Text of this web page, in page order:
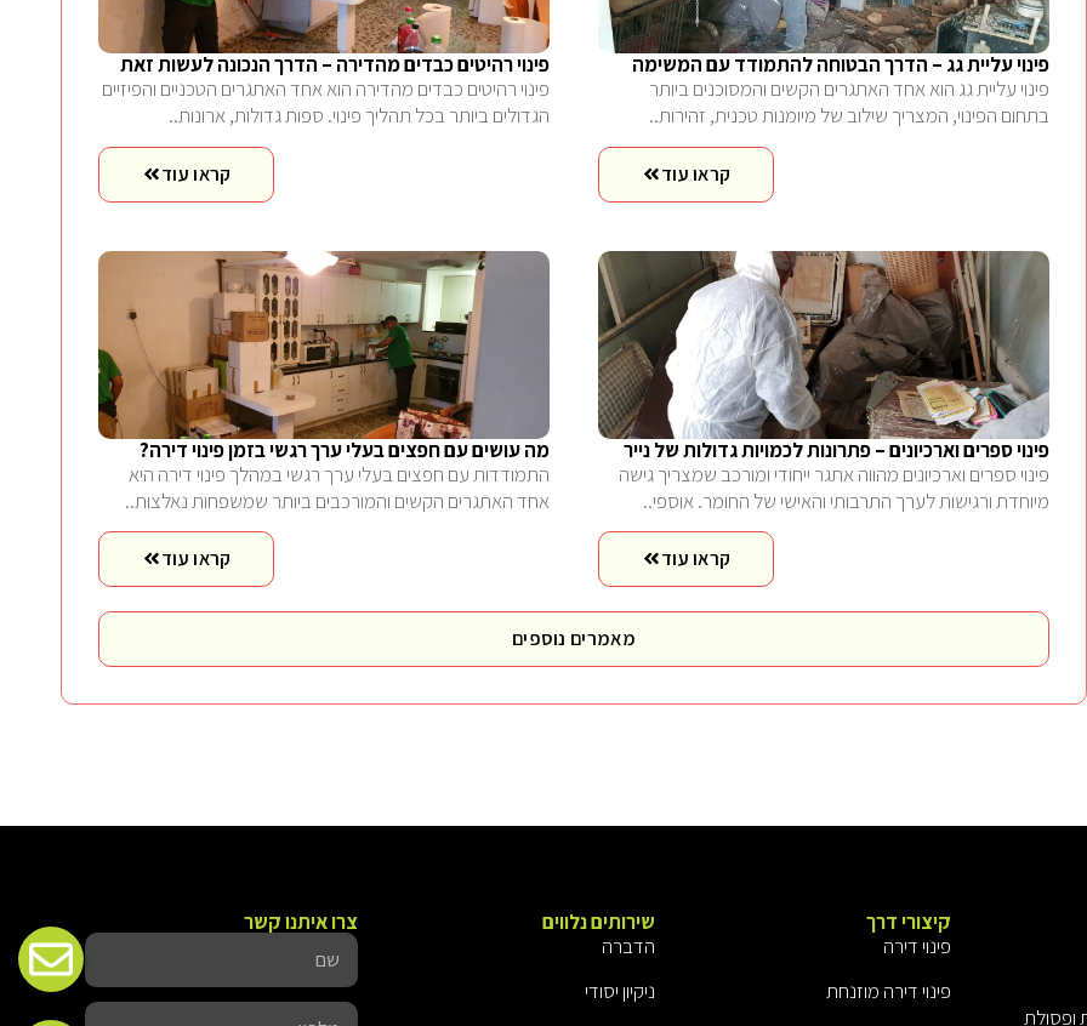
פינוי עליית גג – הדרך הבטוחה להתמודד עם המשימה
פינוי עליית גג הוא אחד האתגרים הקשים והמסוכנים ביותר
בתחום הפינוי, המצריך שילוב של מיומנות טכנית, זהירות..
קראו עוד
פינוי רהיטים כבדים מהדירה – הדרך הנכונה לעשות זאת
פינוי רהיטים כבדים מהדירה הוא אחד האתגרים הטכניים והפיזיים
הגדולים ביותר בכל תהליך פינוי. ספות גדולות, ארונות..
קראו עוד
פינוי ספרים וארכיונים – פתרונות לכמויות גדולות של נייר
פינוי ספרים וארכיונים מהווה אתגר ייחודי ומורכב שמצריך גישה
מיוחדת ורגישות לערך התרבותי והאישי של החומר. אוספי..
קראו עוד
מה עושים עם חפצים בעלי ערך רגשי בזמן פינוי דירה?
התמודדות עם חפצים בעלי ערך רגשי במהלך פינוי דירה היא
אחד האתגרים הקשים והמורכבים ביותר שמשפחות נאלצות..
קראו עוד
מאמרים נוספים
ופסולת
קיצורי דרך
פינוי דירה
פינוי דירה מוזנחת
שירותים נלווים
הדברה
ניקיון יסודי
צרו איתנו קשר